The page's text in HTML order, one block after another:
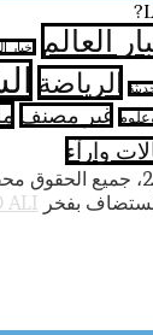
العالم اخبار
الرياضة
غير مصنف
وارآء
بفخر ALI